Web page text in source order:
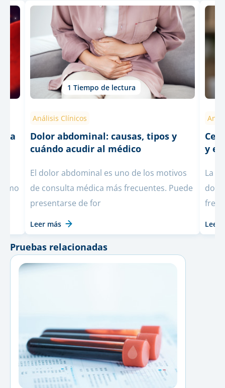
1 Tiempo de lectura
Análisis Clínicos
Dolor abdominal: causas, tipos y
cuándo acudir al médico
El dolor abdominal es uno de los motivos
de consulta médica más frecuentes. Puede
presentarse de for
Leer más
y
La
Leer
Pruebas relacionadas